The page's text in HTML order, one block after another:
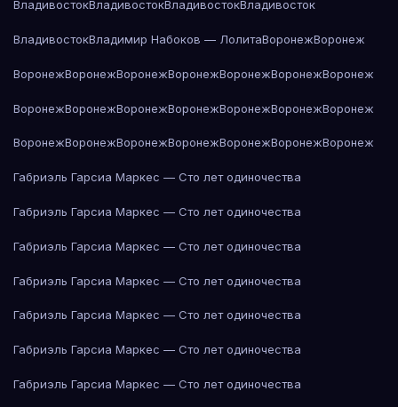
ВладивостокВладивостокВладивостокВладивосток
ВладивостокВладимир Набоков — ЛолитаВоронежВоронеж
ВоронежВоронежВоронежВоронежВоронежВоронежВоронеж
ВоронежВоронежВоронежВоронежВоронежВоронежВоронеж
ВоронежВоронежВоронежВоронежВоронежВоронежВоронеж
Габриэль Гарсиа Маркес — Сто лет одиночества
Габриэль Гарсиа Маркес — Сто лет одиночества
Габриэль Гарсиа Маркес — Сто лет одиночества
Габриэль Гарсиа Маркес — Сто лет одиночества
Габриэль Гарсиа Маркес — Сто лет одиночества
Габриэль Гарсиа Маркес — Сто лет одиночества
Габриэль Гарсиа Маркес — Сто лет одиночества